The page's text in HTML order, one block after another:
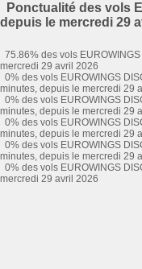
Ponctualité des vols
depuis le mercredi 29
75.86% des vols
mercredi 29 avril 2026
0% des vols EUROWINGS
minutes, depuis le mercredi 29
0% des vols EUROWINGS
minutes, depuis le mercredi 29
0% des vols EUROWINGS
minutes, depuis le mercredi 29
0% des vols EUROWINGS
minutes, depuis le mercredi 29
0% des vols EUROWINGS
mercredi 29 avril 2026